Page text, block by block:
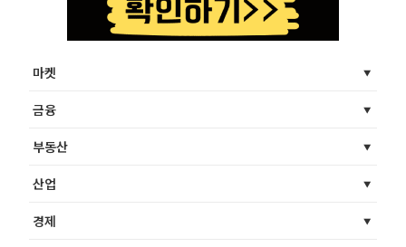
마켓
금융
부동산
산업
경제